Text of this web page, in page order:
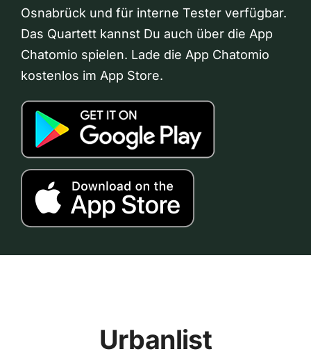
Osnabrück und für interne Tester verfügbar.
Das Quartett kannst Du auch über die App
Chatomio spielen. Lade die App Chatomio
kostenlos im App Store.
Urbanlist